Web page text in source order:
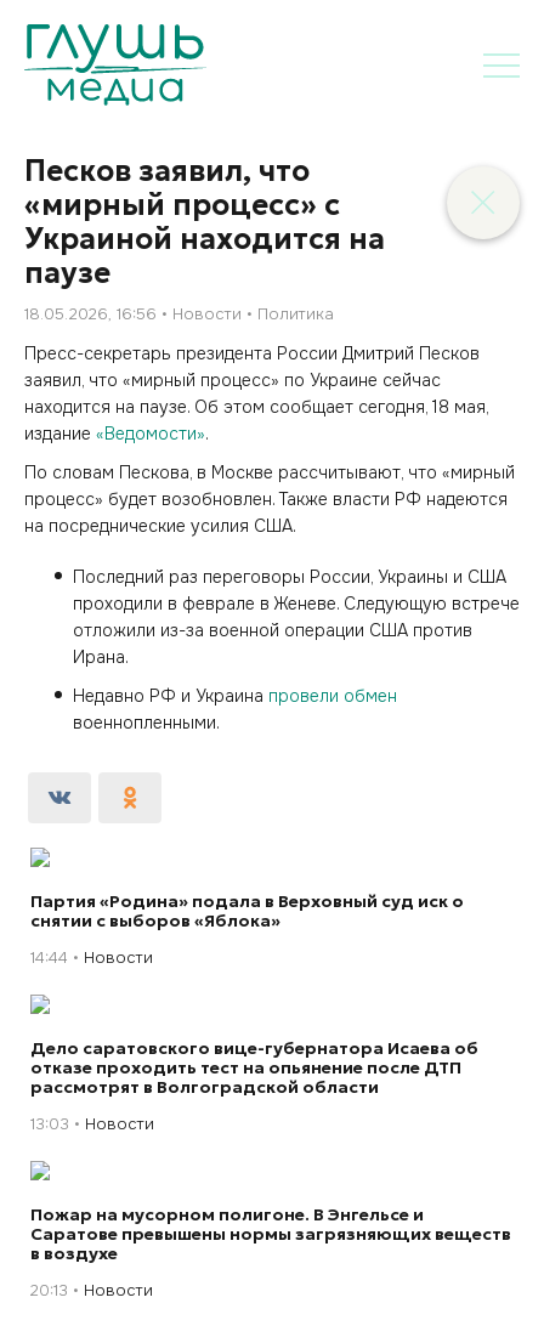
Песков заявил, что
«мирный процесс» с
Украиной находится на
паузе
18.05.2026, 16:56 Новости Политика
Пресс-секретарь президента России Дмитрий Песков
заявил, что «мирный процесс» по Украине сейчас
находится на паузе. Об этом сообщает сегодня, 18 мая,
издание «Ведомости».
По словам Пескова, в Москве рассчитывают, что «мирный
процесс» будет возобновлен. Также власти РФ надеются
на посреднические усилия США.
Последний раз переговоры России, Украины и США
проходили в феврале в Женеве. Следующую встрече
отложили из-за военной операции США против
Ирана.
Недавно РФ и Украина провели обмен
военнопленными.
Партия «Родина» подала в Верховный суд иск о
снятии с выборов «Яблока»
14:44 Новости
Дело саратовского вице-губернатора Исаева об
отказе проходить тест на опьянение после ДТП
рассмотрят в Волгоградской области
13:03 Новости
Пожар на мусорном полигоне. В Энгельсе и
Саратове превышены нормы загрязняющих веществ
в воздухе
20:13 Новости